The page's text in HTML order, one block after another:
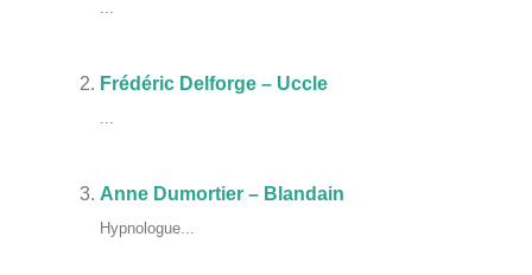
...
Frédéric Delforge – Uccle
...
Anne Dumortier – Blandain
Hypnologue...